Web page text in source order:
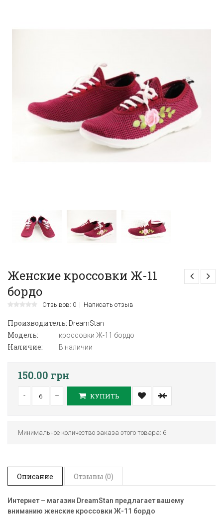
Женские кроссовки Ж-11
бордо
Отзывов: 0 Написать отзыв
Производитель: DreamStan
Модель: кроссовки Ж-11 бордо
Наличие: В наличии
150.00 грн
- + КУПИТЬ
Минимальное количество заказа этого товара: 6
Описание Отзывы (0)
Интернет – магазин DreamStan предлагает вашему
вниманию женские кроссовки Ж-11 бордо